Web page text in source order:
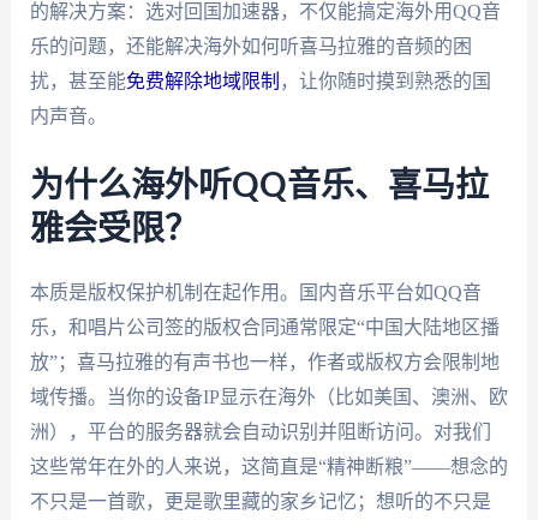
的解决方案：选对回国加速器，不仅能搞定海外用QQ音
乐的问题，还能解决海外如何听喜马拉雅的音频的困
扰，甚至能免费解除地域限制 ，让你随时摸到熟悉的国
内声音。
为什么海外听QQ音乐、喜马拉
雅会受限？
本质是版权保护机制在起作用。国内音乐平台如QQ音
乐，和唱片公司签的版权合同通常限定“中国大陆地区播
放”；喜马拉雅的有声书也一样，作者或版权方会限制地
域传播。当你的设备IP显示在海外（比如美国、澳洲、欧
洲），平台的服务器就会自动识别并阻断访问。对我们
这些常年在外的人来说，这简直是“精神断粮”——想念的
不只是一首歌，更是歌里藏的家乡记忆；想听的不只是